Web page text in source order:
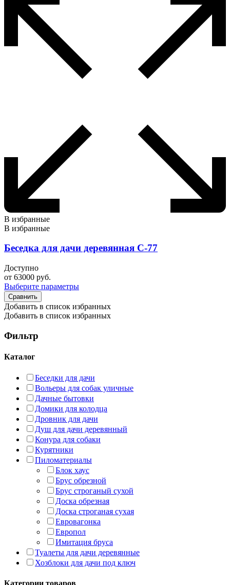
В избранные
В избранные
Беседка для дачи деревянная С-77
Доступно
от 63000 руб.
Выберите параметры
Сравнить
Добавить в список избранных
Добавить в список избранных
Фильтр
Каталог
Беседки для дачи
Вольеры для собак уличные
Дачные бытовки
Домики для колодца
Дровник для дачи
Душ для дачи деревянный
Конура для собаки
Курятники
Пиломатериалы
Блок хаус
Брус обрезной
Брус строганый сухой
Доска обрезная
Доска строганая сухая
Евровагонка
Европол
Имитация бруса
Туалеты для дачи деревянные
Хозблоки для дачи под ключ
Категории товаров